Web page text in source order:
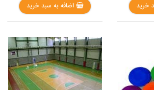
خرید اضافه به سبد خرید